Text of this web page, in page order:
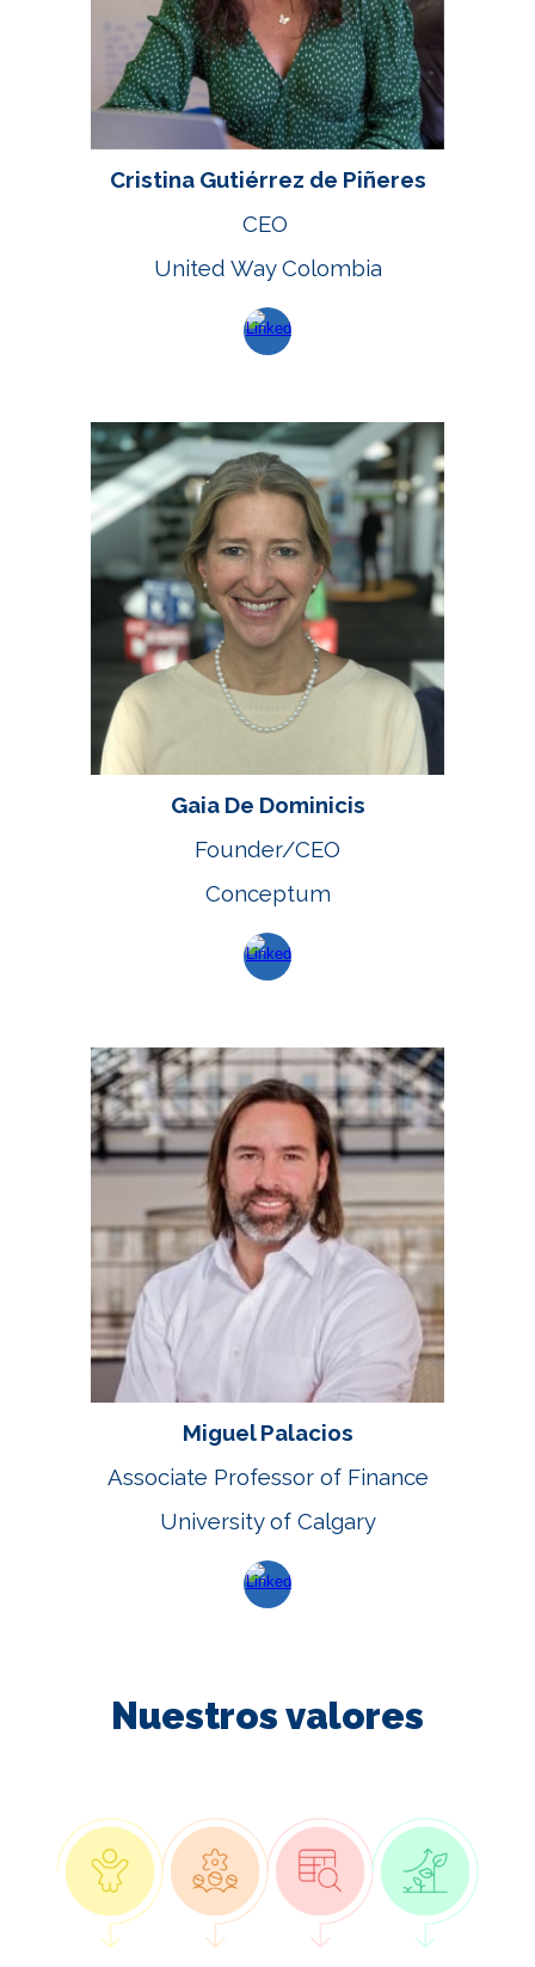
Cristina Gutiérrez de Piñeres
CEO
United Way Colombia
Gaia De Dominicis
Founder/CEO
Conceptum
Miguel Palacios
Associate Professor of Finance
University of Calgary
Nuestros valores